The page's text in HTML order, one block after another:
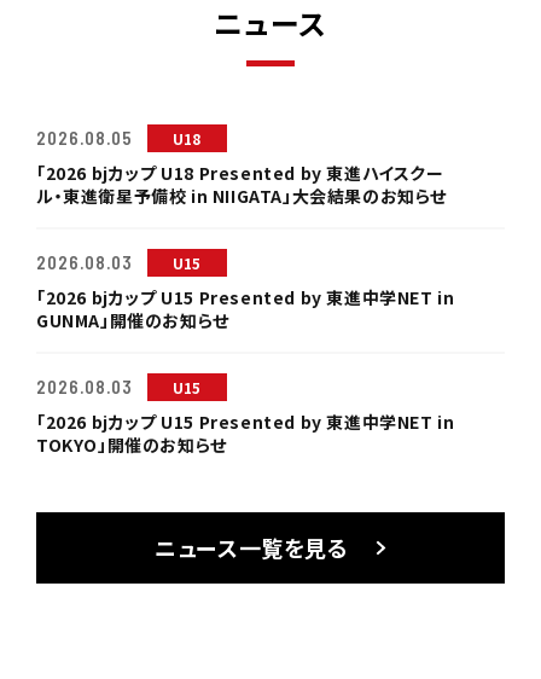
ニュース
2026.08.05 U18
「2026 bjカップ U18 Presented by 東進ハイスクー
ル・東進衛星予備校 in NIIGATA」大会結果のお知らせ
2026.08.03 U15
「2026 bjカップ U15 Presented by 東進中学NET in
GUNMA」開催のお知らせ
2026.08.03 U15
「2026 bjカップ U15 Presented by 東進中学NET in
TOKYO」開催のお知らせ
ニュース一覧を見る